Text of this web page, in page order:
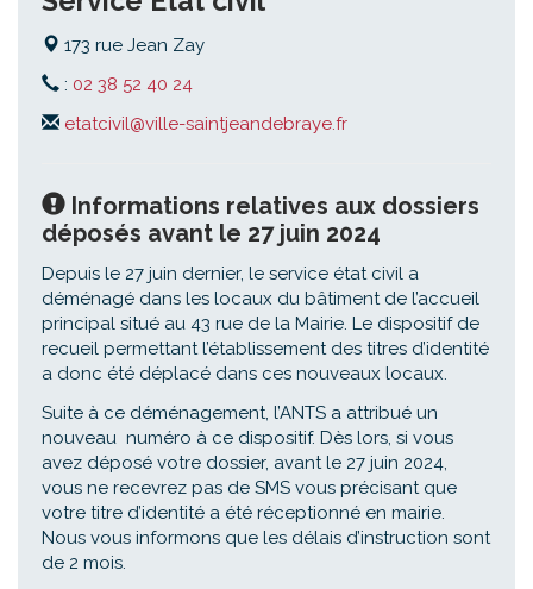
173 rue Jean Zay
: 02 38 52 40 24
etatcivil@ville-saintjeandebraye.fr
Informations relatives aux dossiers
déposés avant le 27 juin 2024
Depuis le 27 juin dernier, le service état civil a
déménagé dans les locaux du bâtiment de l’accueil
principal situé au 43 rue de la Mairie. Le dispositif de
recueil permettant l’établissement des titres d’identité
a donc été déplacé dans ces nouveaux locaux.
Suite à ce déménagement, l’ANTS a attribué un
nouveau numéro à ce dispositif. Dès lors, si vous
avez déposé votre dossier, avant le 27 juin 2024,
vous ne recevrez pas de SMS vous précisant que
votre titre d’identité a été réceptionné en mairie.
Nous vous informons que les délais d’instruction sont
de 2 mois.